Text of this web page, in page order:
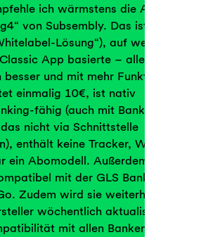
ich wärmstens die App
von Subsembly. Das ist die
Lösung“), auf welcher die
App basierte – allerdings
und mit mehr Funktionen.
einmalig 10€, ist nativ
fähig (auch mit Banken,
nicht via Schnittstelle
enthält keine Tracker, Werbung
ein Abomodell. Außerdem ist sie
mit der GLS Bank und
Zudem wird sie weiterhin durch
wöchentlich aktualisiert, um
mit allen Banken zu